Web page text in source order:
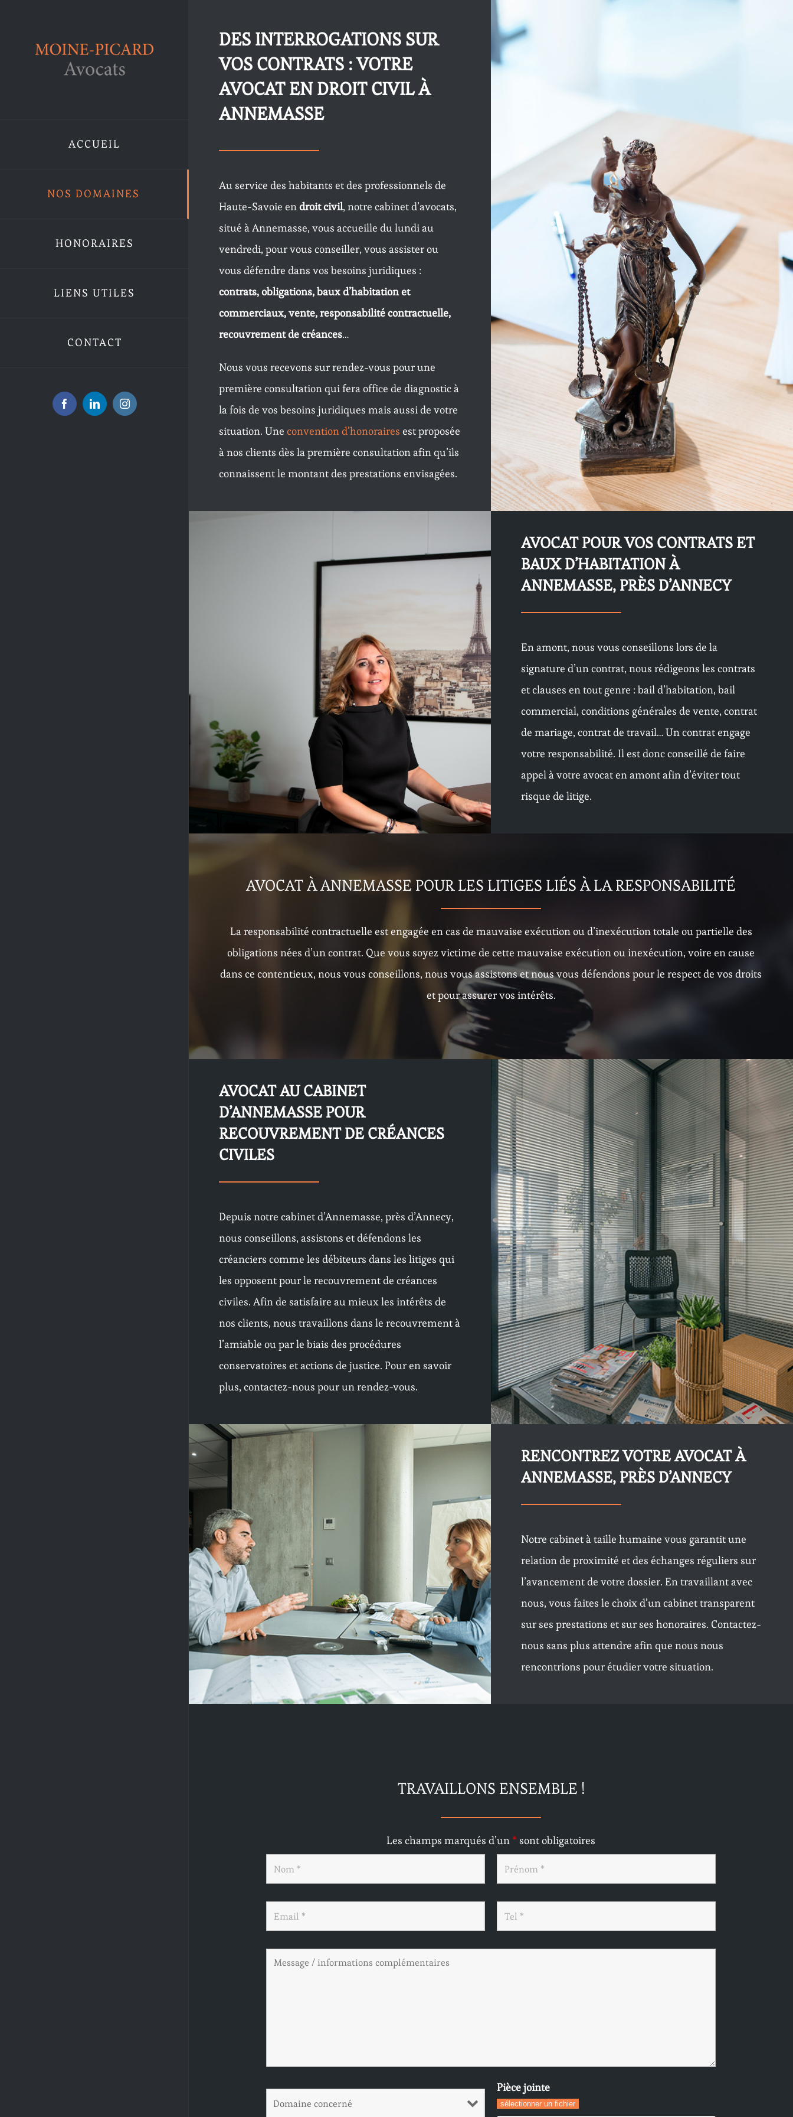
contenu
ACCUEIL
NOS DOMAINES
HONORAIRES
LIENS UTILES
CONTACT
FacebookLinkedInInstagram
DES INTERROGATIONS SUR
VOS CONTRATS : VOTRE
AVOCAT EN DROIT CIVIL À
ANNEMASSE
Au service des habitants et des professionnels de
Haute-Savoie endroit civil, notre cabinet d’avocats,
situé à Annemasse, vous accueille du lundi au
vendredi, pour vous conseiller, vous assister ou
vous défendre dans vos besoins juridiques :
contrats, obligations, baux d’habitation et
commerciaux, vente, responsabilité contractuelle,
recouvrement de créances…
Nous vous recevons sur rendez-vous pour une
première consultation qui fera office de diagnostic à
la fois de vos besoins juridiques mais aussi de votre
situation. Uneconvention d’honoraires est proposée
à nos clients dès la première consultation afin qu’ils
connaissent le montant des prestations envisagées.
AVOCAT POUR VOS CONTRATS ET
BAUX D’HABITATION À
ANNEMASSE, PRÈS D’ANNECY
En amont, nous vous conseillons lors de la
signature d’un contrat, nous rédigeons les contrats
et clauses en tout genre : bail d’habitation, bail
commercial, conditions générales de vente, contrat
de mariage, contrat de travail… Un contrat engage
votre responsabilité. Il est donc conseillé de faire
appel à votre avocat en amont afin d’éviter tout
risque de litige.
AVOCAT À ANNEMASSE POUR LES LITIGES LIÉS À LA RESPONSABILITÉ
La responsabilité contractuelle est engagée en cas de mauvaise exécution ou d’inexécution totale ou partielle des
obligations nées d’un contrat. Que vous soyez victime de cette mauvaise exécution ou inexécution, voire en cause
dans ce contentieux, nous vous conseillons, nous vous assistons et nous vous défendons pour le respect de vos droits
et pour assurer vos intérêts.
AVOCAT AU CABINET
D’ANNEMASSE POUR
RECOUVREMENT DE CRÉANCES
CIVILES
Depuis notre cabinet d’Annemasse, près d’Annecy,
nous conseillons, assistons et défendons les
créanciers comme les débiteurs dans les litiges qui
les opposent pour le recouvrement de créances
civiles. Afin de satisfaire au mieux les intérêts de
nos clients, nous travaillons dans le recouvrement à
l’amiable ou par le biais des procédures
conservatoires et actions de justice. Pour en savoir
plus, contactez-nous pour un rendez-vous.
RENCONTREZ VOTRE AVOCAT À
ANNEMASSE, PRÈS D’ANNECY
Notre cabinet à taille humaine vous garantit une
relation de proximité et des échanges réguliers sur
l’avancement de votre dossier. En travaillant avec
nous, vous faites le choix d’un cabinet transparent
sur ses prestations et sur ses honoraires. Contactez-
nous sans plus attendre afin que nous nous
rencontrions pour étudier votre situation.
TRAVAILLONS ENSEMBLE !
Les champs marqués d’un * sont obligatoires
Pièce jointe
sélectionner un fichier